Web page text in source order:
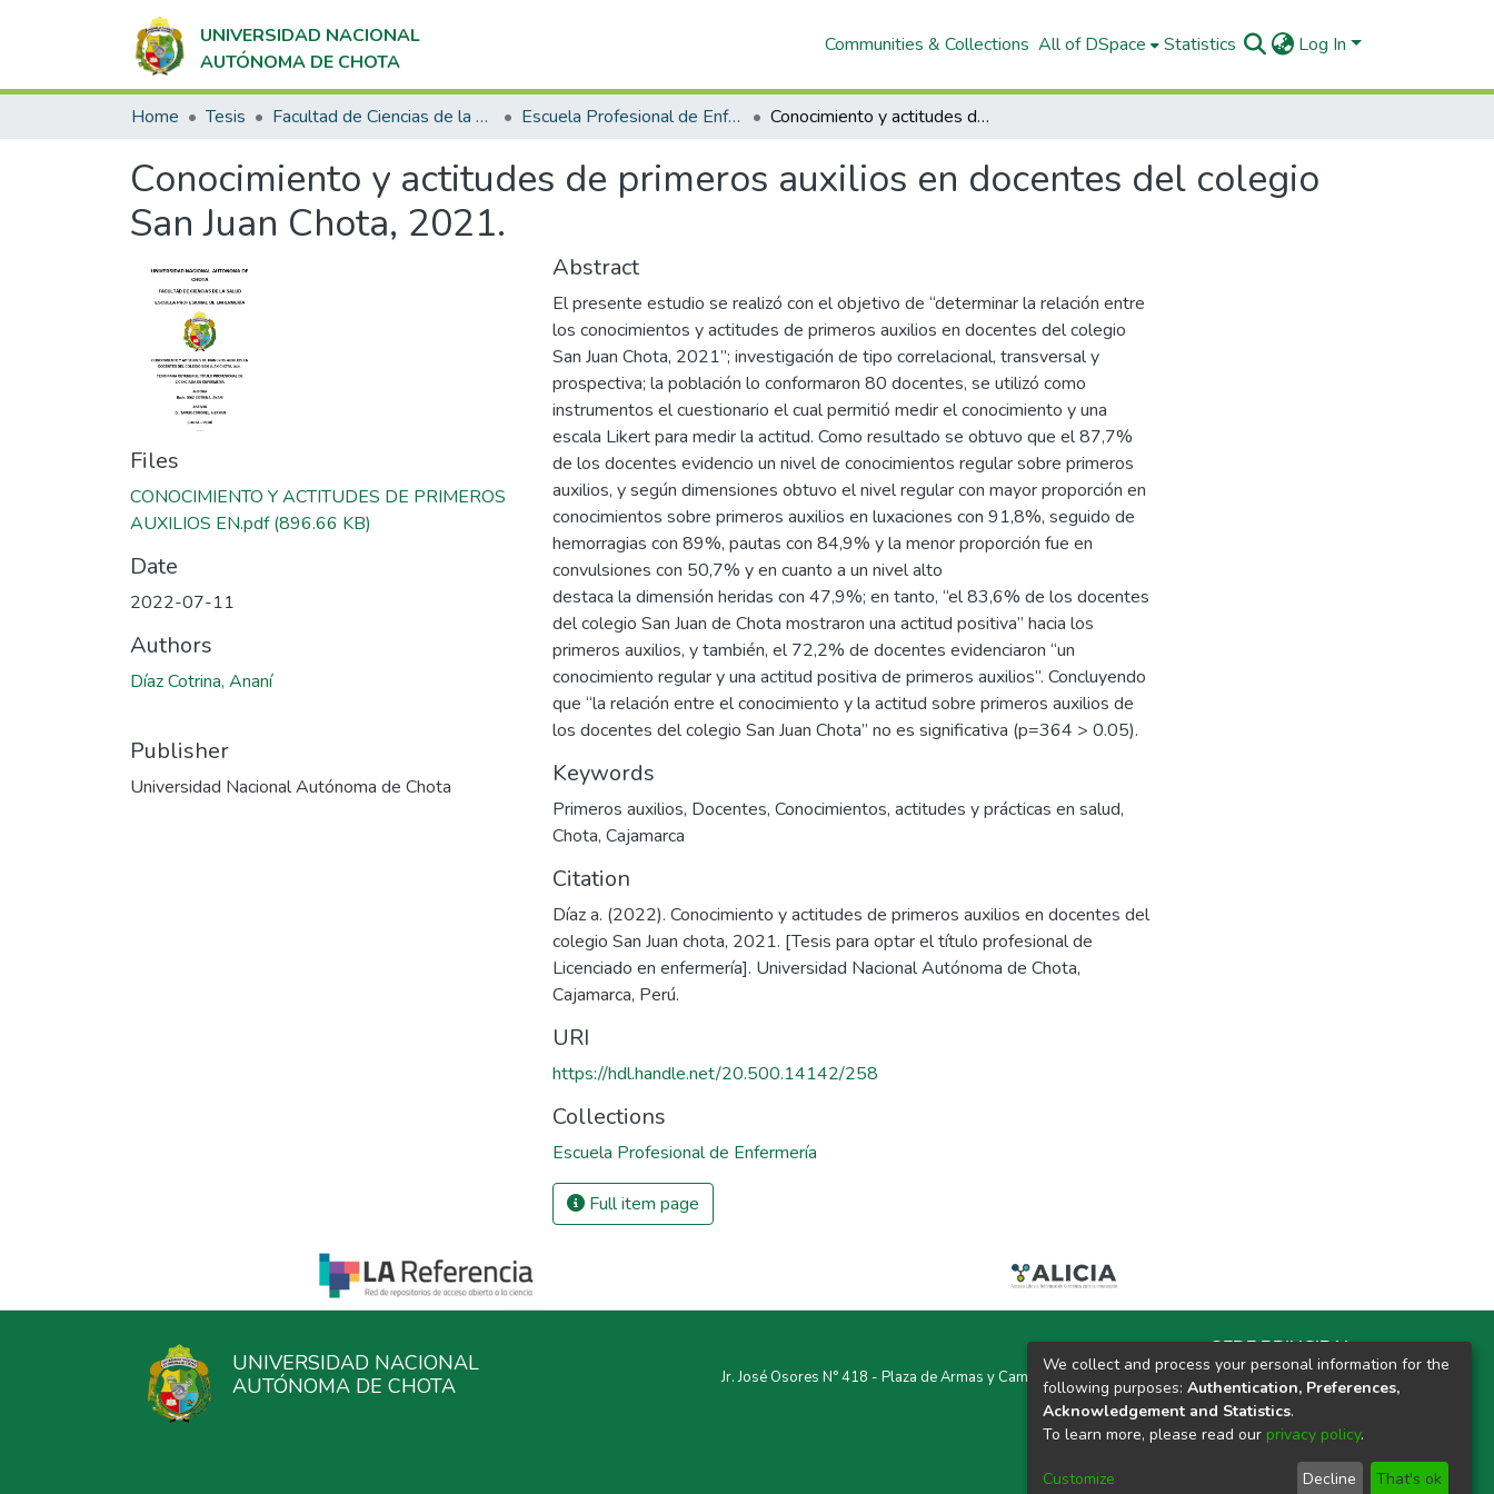
UNIVERSIDAD NACIONAL
AUTÓNOMA DE CHOTA
Communities & Collections All of DSpace Statistics Log In
Home Tesis Facultad de Ciencias de la Salud Escuela Profesional de Enfermería Conocimiento y actitudes de primeros auxilios en docentes del colegio San Juan Chota, 2021.
Conocimiento y actitudes de primeros auxilios en docentes del colegio
San Juan Chota, 2021.
Files
CONOCIMIENTO Y ACTITUDES DE PRIMEROS
AUXILIOS EN.pdf(896.66 KB)
Date
2022-07-11
Authors
Díaz Cotrina, Ananí
Publisher
Universidad Nacional Autónoma de Chota
Abstract
El presente estudio se realizó con el objetivo de “determinar la relación entre
los conocimientos y actitudes de primeros auxilios en docentes del colegio
San Juan Chota, 2021”; investigación de tipo correlacional, transversal y
prospectiva; la población lo conformaron 80 docentes, se utilizó como
instrumentos el cuestionario el cual permitió medir el conocimiento y una
escala Likert para medir la actitud. Como resultado se obtuvo que el 87,7%
de los docentes evidencio un nivel de conocimientos regular sobre primeros
auxilios, y según dimensiones obtuvo el nivel regular con mayor proporción en
conocimientos sobre primeros auxilios en luxaciones con 91,8%, seguido de
hemorragias con 89%, pautas con 84,9% y la menor proporción fue en
convulsiones con 50,7% y en cuanto a un nivel alto
destaca la dimensión heridas con 47,9%; en tanto, “el 83,6% de los docentes
del colegio San Juan de Chota mostraron una actitud positiva” hacia los
primeros auxilios, y también, el 72,2% de docentes evidenciaron “un
conocimiento regular y una actitud positiva de primeros auxilios”. Concluyendo
que “la relación entre el conocimiento y la actitud sobre primeros auxilios de
los docentes del colegio San Juan Chota” no es significativa (p=364 > 0.05).
Keywords
Primeros auxilios, Docentes, Conocimientos, actitudes y prácticas en salud,
Chota, Cajamarca
Citation
Díaz a. (2022). Conocimiento y actitudes de primeros auxilios en docentes del
colegio San Juan chota, 2021. [Tesis para optar el título profesional de
Licenciado en enfermería]. Universidad Nacional Autónoma de Chota,
Cajamarca, Perú.
URI
https://hdl.handle.net/20.500.14142/258
Collections
Escuela Profesional de Enfermería
Full item page
UNIVERSIDAD NACIONAL
AUTÓNOMA DE CHOTA
SEDE PRINCIPAL
Jr. José Osores N° 418 - Plaza de Armas y Campus Universitarios Colpa Matara y Colpa Huacariz
CORREO ELECTRÓNICO
repositorio@unach.edu.pe
We collect and process your personal information for the
following purposes: Authentication, Preferences,
Acknowledgement and Statistics.
To learn more, please read our privacy policy.
Customize Decline That's ok